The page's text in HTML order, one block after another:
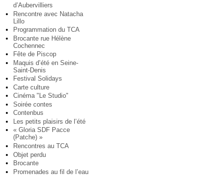
d’Aubervilliers
Rencontre avec Natacha
Lillo
Programmation du TCA
Brocante rue Hélène
Cochennec
Fête de Piscop
Maquis d’été en Seine-
Saint-Denis
Festival Solidays
Carte culture
Cinéma "Le Studio"
Soirée contes
Contenbus
Les petits plaisirs de l’été
« Gloria SDF Pacce
(Patche) »
Rencontres au TCA
Objet perdu
Brocante
Promenades au fil de l’eau